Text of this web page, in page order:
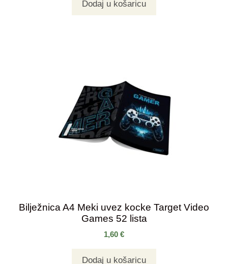
Dodaj u košaricu
Bilježnica A4 Meki uvez kocke Target Video
Games 52 lista
1,60 €
Dodaj u košaricu